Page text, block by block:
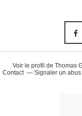
Voir le profil de Thomas
Contact
Signaler un abus